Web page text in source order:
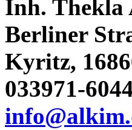
Inh. Thekla
Berliner
Kyritz,
033971-